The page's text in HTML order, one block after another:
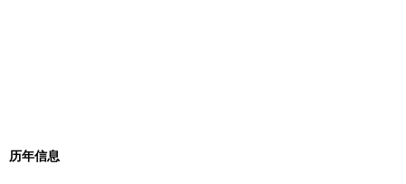
历年信息